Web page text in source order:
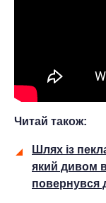
Читай також:
Шлях із
який дивом
повернувся